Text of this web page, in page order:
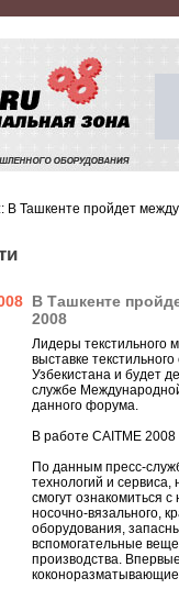
:: В Ташкенте пройдет
В Ташкенте
2008
Лидеры текстильного
выставке
Узбекистана и будет
службе
данного форума.
В работе CAITME
По данным пресс-
технологий и сервиса,
смогут ознакомиться с
носочно-вязального,
оборудования,
вспомогательные
производства.